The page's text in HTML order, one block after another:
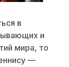
в
и
мира, то
—